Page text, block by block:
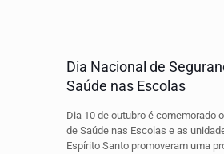
Dia Nacional de
Saúde nas Escolas
Dia 10 de outubro é comemorado
de Saúde nas Escolas e as
Espírito Santo promoveram uma